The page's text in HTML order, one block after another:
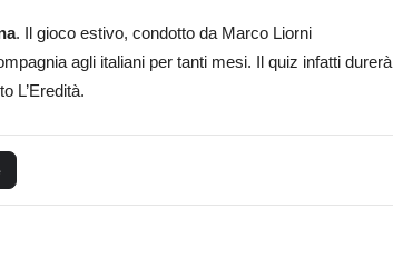
. Il gioco estivo, condotto da Marco Liorni
agli italiani per tanti mesi. Il quiz infatti durerà
L’Eredità.